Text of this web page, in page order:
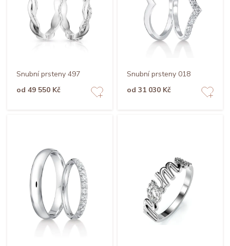
Snubní prsteny 497
od 49 550 Kč
Snubní prsteny 018
od 31 030 Kč